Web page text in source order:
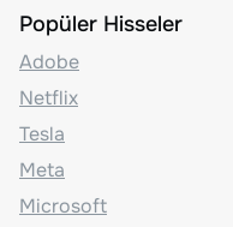
Popüler Hisseler
Adobe
Netflix
Tesla
Meta
Microsoft